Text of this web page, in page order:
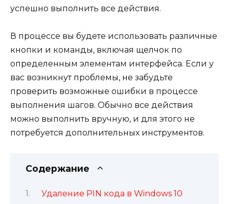
успешно выполнить все действия.
В процессе вы будете использовать различные
кнопки и команды, включая щелчок по
определенным элементам интерфейса. Если у
вас возникнут проблемы, не забудьте
проверить возможные ошибки в процессе
выполнения шагов. Обычно все действия
можно выполнить вручную, и для этого не
потребуется дополнительных инструментов.
Содержание
Удаление PIN кода в Windows 10